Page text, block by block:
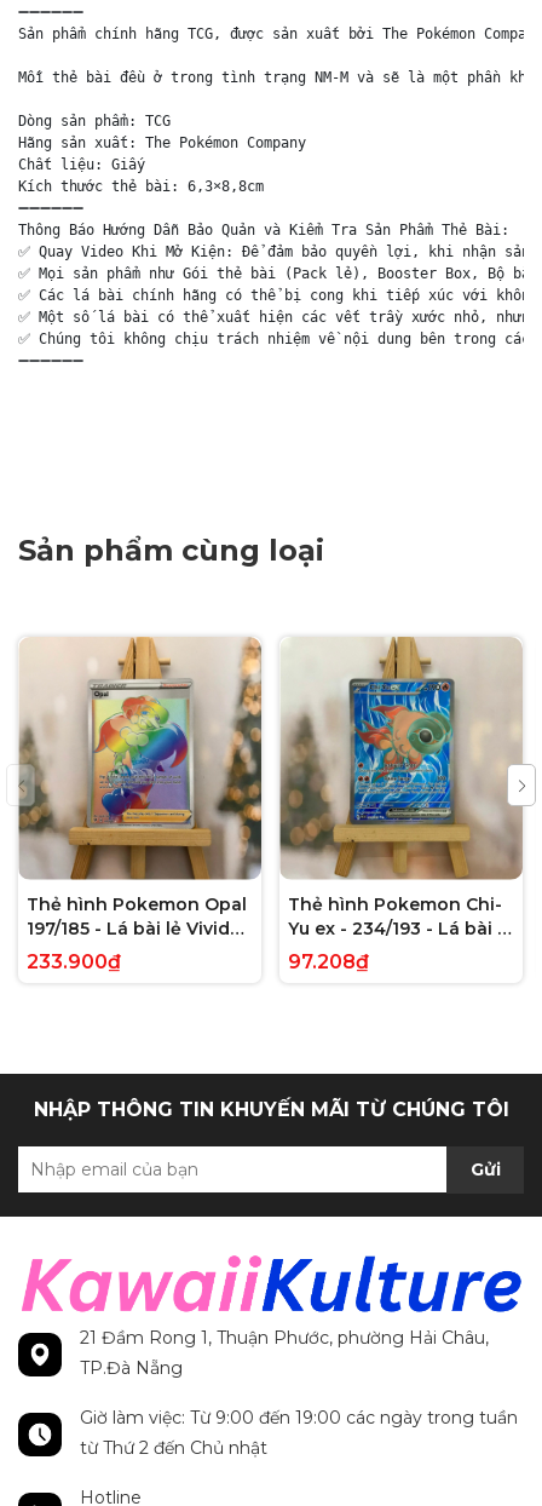
➖➖➖➖➖➖
Sản phẩm chính hãng TCG, được sản xuất bởi The Pokémon
Mỗi thẻ bài đều ở trong tình trạng NM-M và sẽ là một phần
Dòng sản phẩm: TCG
Hãng sản xuất: The Pokémon Company
Chất liệu: Giấy
Kích thước thẻ bài: 6,3×8,8cm
➖➖➖➖➖➖
Thông Báo Hướng Dẫn Bảo Quản và Kiểm Tra Sản Phẩm Thẻ Bài:
✅ Quay Video Khi Mở Kiện: Để đảm bảo quyền lợi, khi nhận
✅ Mọi sản phẩm như Gói thẻ bài (Pack lẻ), Booster Box, Bộ
✅ Các lá bài chính hãng có thể bị cong khi tiếp xúc với
✅ Một số lá bài có thể xuất hiện các vết trầy xước nhỏ,
✅ Chúng tôi không chịu trách nhiệm về nội dung bên trong
➖➖➖➖➖➖
Sản phẩm cùng loại
Thẻ hình Pokemon Opal
197/185 - Lá bài lẻ Vivid
Voltage Hyper Rare tiếng
Anh chính hãng
233.900₫
Thẻ hình Pokemon Chi-
Yu ex - 234/193 - Lá bài lẻ
Paldea Evolved Full Art
Secret Rare tiếng Anh
97.208₫
NHẬP THÔNG TIN KHUYẾN MÃI TỪ CHÚNG TÔI
Gửi
21 Đầm Rong 1, Thuận Phước, phường Hải Châu,
TP.Đà Nẵng
Giờ làm việc: Từ 9:00 đến 19:00 các ngày trong tuần
từ Thứ 2 đến Chủ nhật
Hotline